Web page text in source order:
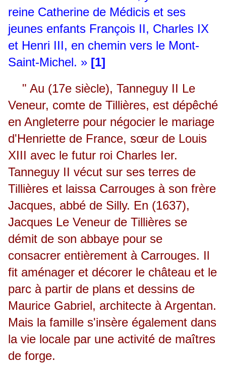
reine Catherine de Médicis et ses
jeunes enfants François II, Charles IX
et Henri III, en chemin vers le Mont-
Saint-Michel. » [1]
" Au (17e siècle), Tanneguy II Le
Veneur, comte de Tillières, est dépêché
en Angleterre pour négocier le mariage
d'Henriette de France, sœur de Louis
XIII avec le futur roi Charles Ier.
Tanneguy II vécut sur ses terres de
Tillières et laissa Carrouges à son frère
Jacques, abbé de Silly. En (1637),
Jacques Le Veneur de Tillières se
démit de son abbaye pour se
consacrer entièrement à Carrouges. Il
fit aménager et décorer le château et le
parc à partir de plans et dessins de
Maurice Gabriel, architecte à Argentan.
Mais la famille s'insère également dans
la vie locale par une activité de maîtres
de forge.